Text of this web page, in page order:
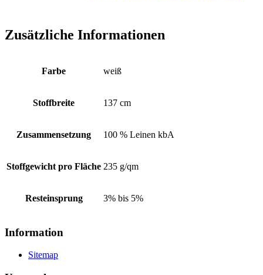
Zusätzliche Informationen
Farbe weiß
Stoffbreite 137 cm
Zusammensetzung 100 % Leinen kbA
Stoffgewicht pro Fläche 235 g/qm
Resteinsprung 3% bis 5%
Information
Sitemap